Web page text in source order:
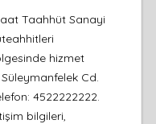
Taahhüt Sanayi
hizmet
Cd.
4522222222.
bilgileri,